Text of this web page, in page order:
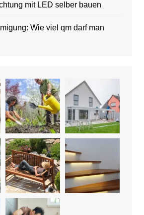
mit LED selber bauen
Wie viel qm darf man